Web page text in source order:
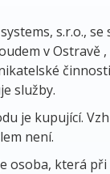
s.r.o.,
v Ostravě
služby.
je kupující.
není.
která